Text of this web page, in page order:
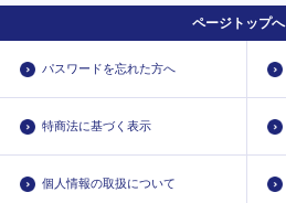
ページトップへ
パスワードを忘れた方へ
特商法に基づく表示
個人情報の取扱について